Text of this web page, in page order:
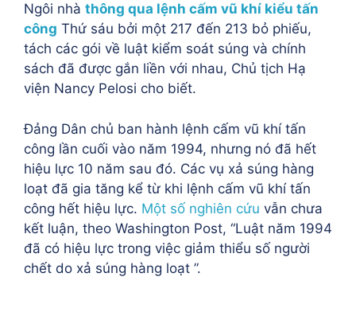
Ngôi nhà thông qua lệnh cấm vũ khí kiểu tấn
công Thứ sáu bởi một 217 đến 213 bỏ phiếu,
tách các gói về luật kiểm soát súng và chính
sách đã được gắn liền với nhau, Chủ tịch Hạ
viện Nancy Pelosi cho biết.
Đảng Dân chủ ban hành lệnh cấm vũ khí tấn
công lần cuối vào năm 1994, nhưng nó đã hết
hiệu lực 10 năm sau đó. Các vụ xả súng hàng
loạt đã gia tăng kể từ khi lệnh cấm vũ khí tấn
công hết hiệu lực. Một số nghiên cứu vẫn chưa
kết luận, theo Washington Post, “Luật năm 1994
đã có hiệu lực trong việc giảm thiểu số người
chết do xả súng hàng loạt ”.